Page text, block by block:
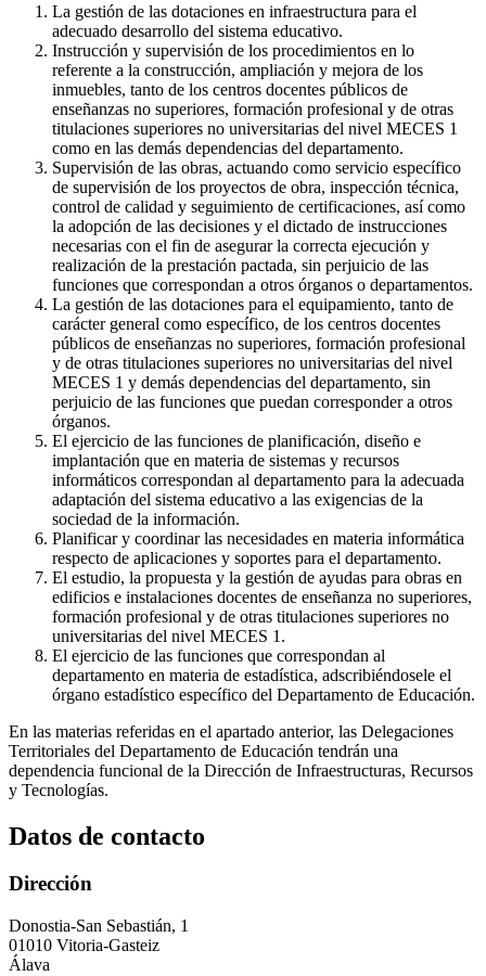
La gestión de las dotaciones en infraestructura para el
adecuado desarrollo del sistema educativo.
Instrucción y supervisión de los procedimientos en lo
referente a la construcción, ampliación y mejora de los
inmuebles, tanto de los centros docentes públicos de
enseñanzas no superiores, formación profesional y de otras
titulaciones superiores no universitarias del nivel MECES 1
como en las demás dependencias del departamento.
Supervisión de las obras, actuando como servicio específico
de supervisión de los proyectos de obra, inspección técnica,
control de calidad y seguimiento de certificaciones, así como
la adopción de las decisiones y el dictado de instrucciones
necesarias con el fin de asegurar la correcta ejecución y
realización de la prestación pactada, sin perjuicio de las
funciones que correspondan a otros órganos o departamentos.
La gestión de las dotaciones para el equipamiento, tanto de
carácter general como específico, de los centros docentes
públicos de enseñanzas no superiores, formación profesional
y de otras titulaciones superiores no universitarias del nivel
MECES 1 y demás dependencias del departamento, sin
perjuicio de las funciones que puedan corresponder a otros
órganos.
El ejercicio de las funciones de planificación, diseño e
implantación que en materia de sistemas y recursos
informáticos correspondan al departamento para la adecuada
adaptación del sistema educativo a las exigencias de la
sociedad de la información.
Planificar y coordinar las necesidades en materia informática
respecto de aplicaciones y soportes para el departamento.
El estudio, la propuesta y la gestión de ayudas para obras en
edificios e instalaciones docentes de enseñanza no superiores,
formación profesional y de otras titulaciones superiores no
universitarias del nivel MECES 1.
El ejercicio de las funciones que correspondan al
departamento en materia de estadística, adscribiéndosele el
órgano estadístico específico del Departamento de Educación.
En las materias referidas en el apartado anterior, las Delegaciones
Territoriales del Departamento de Educación tendrán una
dependencia funcional de la Dirección de Infraestructuras, Recursos
y Tecnologías.
Datos de contacto
Dirección
Donostia-San Sebastián, 1
01010 Vitoria-Gasteiz
Álava